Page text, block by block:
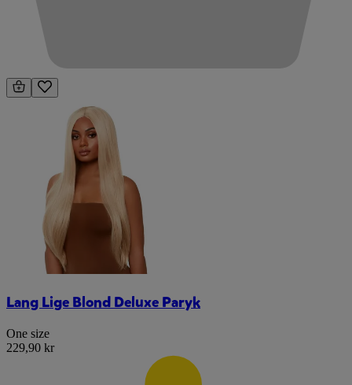
Lang Lige Blond Deluxe Paryk
One size
229,90 kr